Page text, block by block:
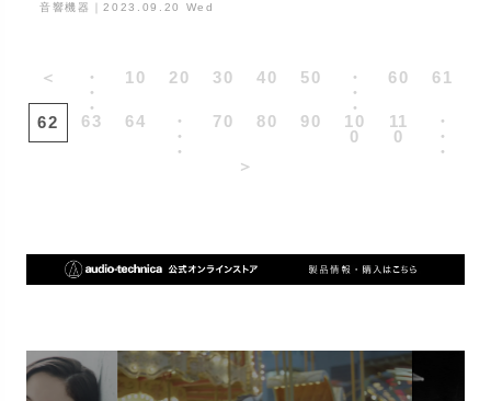
音響機器｜2023.09.20 Wed
＜
・
・
・
10 20 30 40 50
・
・
・
60 61
62 63 64
・
・
・
70 80 90
10
0
11
0
・
・
・
＞